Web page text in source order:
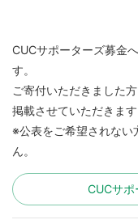
CUCサポーターズ募金
す。
ご寄付いただきました
掲載させていただきます
※公表をご希望されない
ん。
CUCサ